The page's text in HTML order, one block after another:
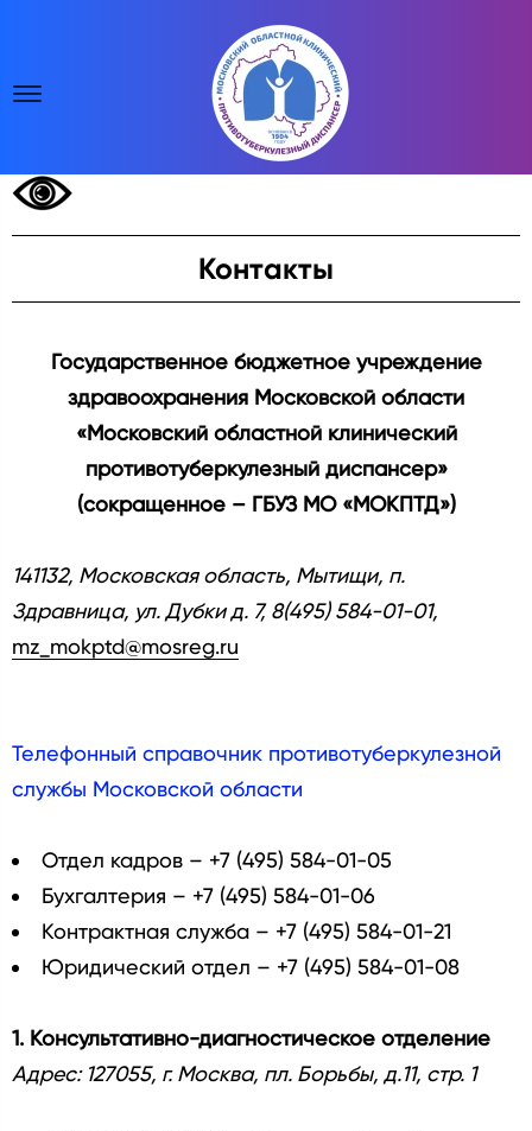
Контакты
Государственное бюджетное учреждение
здравоохранения Московской области
«Московский областной клинический
противотуберкулезный диспансер»
(сокращенное – ГБУЗ МО «МОКПТД»)
141132, Московская область, Мытищи, п.
Здравница, ул. Дубки д. 7, 8(495) 584-01-01,
mz_mokptd@mosreg.ru
Телефонный справочник противотуберкулезной
службы Московской области
Отдел кадров – +7 (495) 584-01-05
Бухгалтерия – +7 (495) 584-01-06
Контрактная служба – +7 (495) 584-01-21
Юридический отдел – +7 (495) 584-01-08
1. Консультативно-диагностическое отделение
Адрес: 127055, г. Москва, пл. Борьбы, д.11, стр. 1